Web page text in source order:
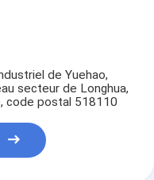
de Yuehao,
secteur de Longhua,
code postal 518110